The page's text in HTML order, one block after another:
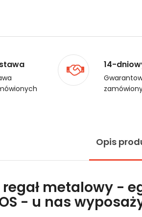
14-
Opis
regał metalowy -
- u nas